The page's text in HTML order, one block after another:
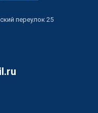
переулок 25